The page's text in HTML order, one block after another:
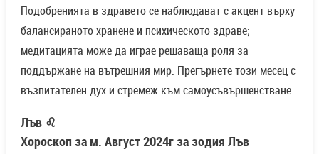
Подобренията в здравето се наблюдават с акцент върху
балансираното хранене и психическото здраве;
медитацията може да играе решаваща роля за
поддържане на вътрешния мир. Прегърнете този месец с
възпитателен дух и стремеж към самоусъвършенстване.
Лъв ♌
Хороскоп за м. Август 2024г за зодия Лъв